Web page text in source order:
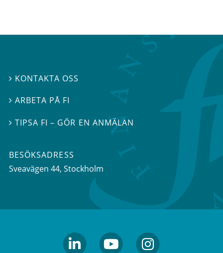
 KONTAKTA OSS
ARBETA PÅ FI
TIPSA FI – GÖR EN ANMÄLAN
BESÖKSADRESS
Sveavägen 44, Stockholm